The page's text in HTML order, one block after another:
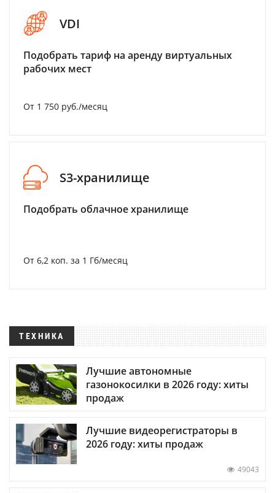
VDI
Подобрать тариф на аренду виртуальных
рабочих мест
От 1 750 руб./месяц
S3-хранилище
Подобрать облачное хранилище
От 6,2 коп. за 1 Гб/месяц
ТЕХНИКА
Лучшие автономные
газонокосилки в 2026 году: хиты
продаж
Лучшие видеорегистраторы в
2026 году: хиты продаж
49043